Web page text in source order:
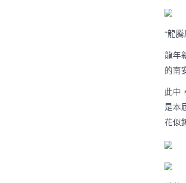
“龍
龍年
的南
此中
是本
花似